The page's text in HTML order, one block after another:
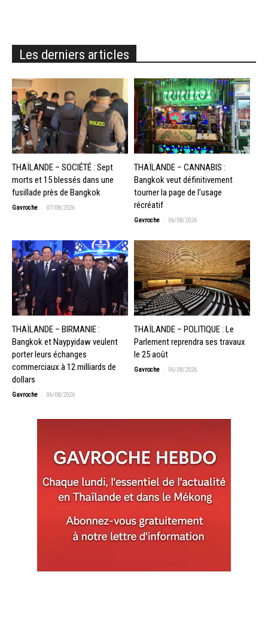
Les derniers articles
THAÏLANDE – SOCIÉTÉ : Sept
morts et 15 blessés dans une
fusillade près de Bangkok
Gavroche - 07/08/2026
THAÏLANDE – CANNABIS :
Bangkok veut définitivement
tourner la page de l’usage
récréatif
Gavroche - 06/08/2026
THAÏLANDE – BIRMANIE :
Bangkok et Naypyidaw veulent
porter leurs échanges
commerciaux à 12 milliards de
dollars
Gavroche - 06/08/2026
THAÏLANDE – POLITIQUE : Le
Parlement reprendra ses travaux
le 25 août
Gavroche - 06/08/2026